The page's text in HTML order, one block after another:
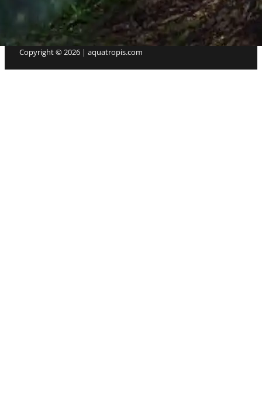
Tentang KamiPrivacy PolicyFrequently Asked Question
Copyright © 2026 | aquatropis.com